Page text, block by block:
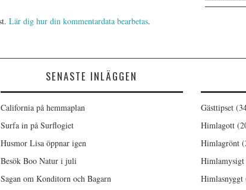
Lär dig hur din kommentardata bearbetas.
SENASTE INLÄGGEN
California på hemmaplan
Surfa in på Surflogiet
Husmor Lisa öppnar igen
Besök Boo Natur i juli
Sagan om Konditorn och Bagarn
Gästtipset
Himlagott
Himlagrönt
Himlamysigt
Himlasnyggt